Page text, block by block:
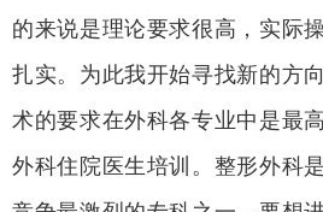
的来说是理论要求很高，实际
扎实。为此我开始寻找新的方
术的要求在外科各专业中是最
外科住院医生培训。整形外科